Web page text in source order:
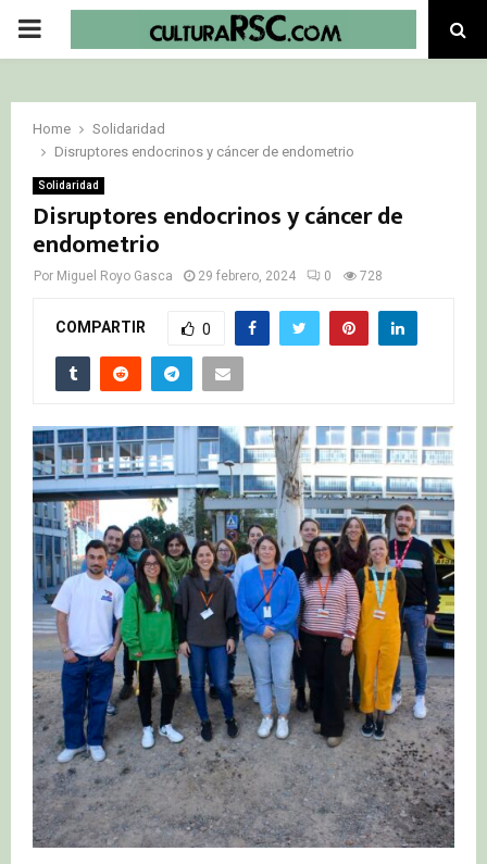
PRIMARY
Home
Solidaridad
Disruptores endocrinos y cáncer de endometrio
Solidaridad
Disruptores endocrinos y cáncer de
endometrio
Por Miguel Royo Gasca 29 febrero, 2024 0 728
COMPARTIR 0